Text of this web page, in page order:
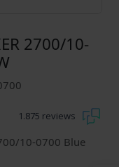
2700/10-
1.875 reviews
10-0700 Blue